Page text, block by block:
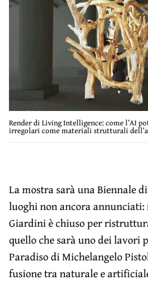
Render di Living Intelligence: come l’AI
irregolari come materiali strutturali
La mostra sarà una Biennale
luoghi non ancora
Giardini è chiuso per
quello che sarà uno dei lavori
Paradiso di Michelangelo
fusione tra naturale e